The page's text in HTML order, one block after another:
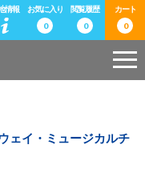
情報
お気に入り
0
閲覧履歴
0
カート
0
ェイ・ミュージカルチ